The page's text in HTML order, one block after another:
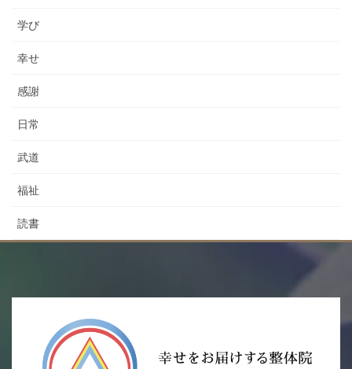
学び
幸せ
感謝
日常
武道
福祉
読書